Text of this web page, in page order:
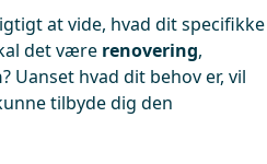
at vide, hvad dit specifikke
det være renovering,
? Uanset hvad dit behov er, vil
tilbyde dig den